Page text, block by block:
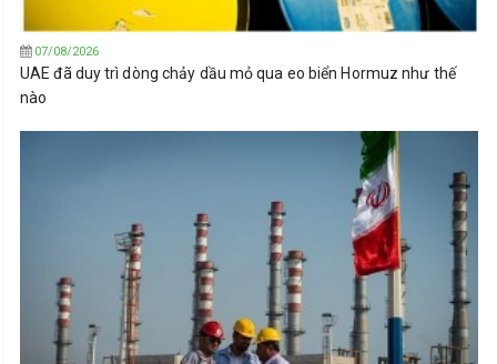
07/08/2026
UAE đã duy trì dòng chảy dầu mỏ qua eo biển Hormuz như thế
nào